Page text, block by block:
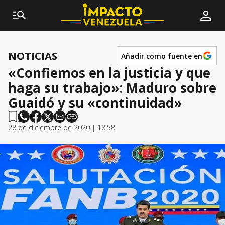
NOTICIAS Añadir como fuente en
«Confiemos en la justicia y que
haga su trabajo»: Maduro sobre
Guaidó y su «continuidad»
28 de diciembre de 2020 | 18:58